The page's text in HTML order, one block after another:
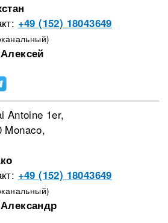
+49 (152) 18043649
Алексей
Antoine 1er,
Monaco,
+49 (152) 18043649
Александр